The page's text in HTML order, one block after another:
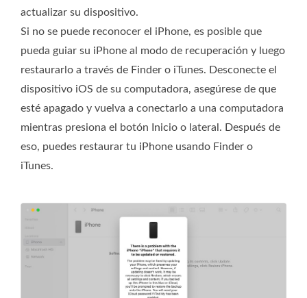
actualizar su dispositivo.
Si no se puede reconocer el iPhone, es posible que
pueda guiar su iPhone al modo de recuperación y luego
restaurarlo a través de Finder o iTunes. Desconecte el
dispositivo iOS de su computadora, asegúrese de que
esté apagado y vuelva a conectarlo a una computadora
mientras presiona el botón Inicio o lateral. Después de
eso, puedes restaurar tu iPhone usando Finder o
iTunes.